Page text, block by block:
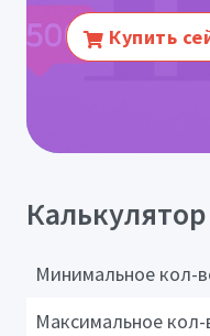
Купить
Минимальное кол-
Максимальное кол-